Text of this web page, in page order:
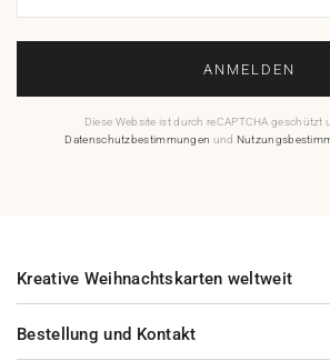
ANMELDEN
Diese Website ist durch reCAPTCHA geschützt
Datenschutzbestimmungen und
Bestellung und Kontakt
Kreative Weihnachtskarten weltweit